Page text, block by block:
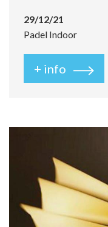
29/12/21
Padel Indoor
+ info